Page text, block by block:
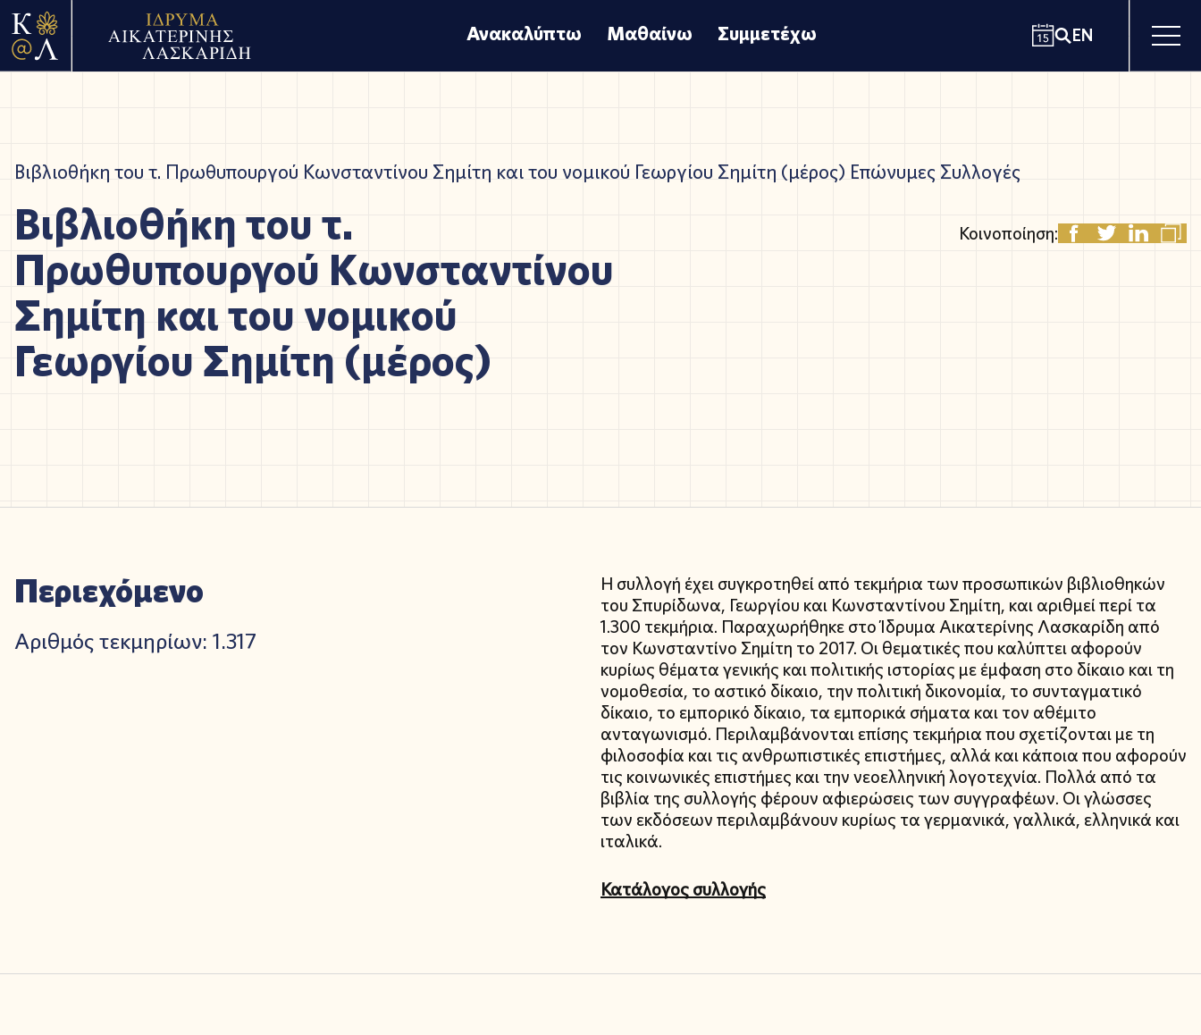
Ανακαλύπτω Μαθαίνω Συμμετέχω EN
Βιβλιοθήκη του τ. Πρωθυπουργού Κωνσταντίνου Σημίτη και του νομικού Γεωργίου Σημίτη (μέρος) Επώνυμες Συλλογές
Βιβλιοθήκη του τ.
Πρωθυπουργού Κωνσταντίνου
Σημίτη και του νομικού
Γεωργίου Σημίτη (μέρος)
Κοινοποίηση:
Περιεχόμενο
Αριθμός τεκμηρίων: 1.317
Η συλλογή έχει συγκροτηθεί από τεκμήρια των προσωπικών βιβλιοθηκών
του Σπυρίδωνα, Γεωργίου και Κωνσταντίνου Σημίτη, και αριθμεί περί τα
1.300 τεκμήρια. Παραχωρήθηκε στο Ίδρυμα Αικατερίνης Λασκαρίδη από
τον Κωνσταντίνο Σημίτη το 2017. Οι θεματικές που καλύπτει αφορούν
κυρίως θέματα γενικής και πολιτικής ιστορίας με έμφαση στο δίκαιο και τη
νομοθεσία, το αστικό δίκαιο, την πολιτική δικονομία, το συνταγματικό
δίκαιο, το εμπορικό δίκαιο, τα εμπορικά σήματα και τον αθέμιτο
ανταγωνισμό. Περιλαμβάνονται επίσης τεκμήρια που σχετίζονται με τη
φιλοσοφία και τις ανθρωπιστικές επιστήμες, αλλά και κάποια που αφορούν
τις κοινωνικές επιστήμες και την νεοελληνική λογοτεχνία. Πολλά από τα
βιβλία της συλλογής φέρουν αφιερώσεις των συγγραφέων. Οι γλώσσες
των εκδόσεων περιλαμβάνουν κυρίως τα γερμανικά, γαλλικά, ελληνικά και
ιταλικά.
Κατάλογος συλλογής